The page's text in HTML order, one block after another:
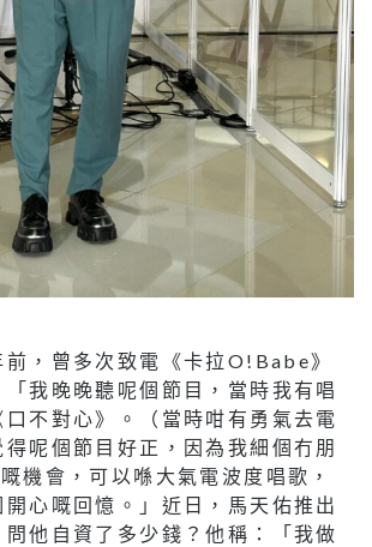
前，曾多次致電《卡拉O!Babe》
我晚晚聽呢個節目，當時我有唱
不對心》。（當時咁有勇氣去電
呢個節目好正，因為我細個冇朋
機會，可以喺大氣電波度唱歌，
心嘅回憶。」近日，馬天佑推出
他自資了多少錢？他稱：「我做